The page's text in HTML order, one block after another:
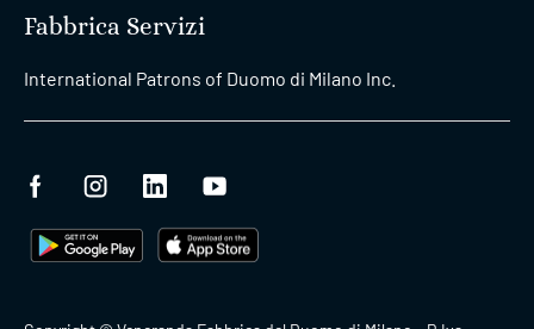
Fabbrica Servizi
International Patrons of Duomo di Milano Inc.